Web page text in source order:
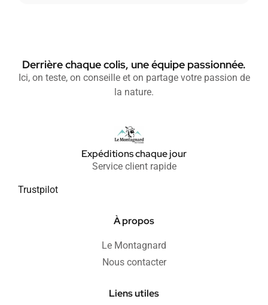
Derrière chaque colis, une équipe passionnée.
Ici, on teste, on conseille et on partage votre passion de
la nature.
Expéditions chaque jour
Service client rapide
Trustpilot
À propos
Le Montagnard
Nous contacter
Liens utiles